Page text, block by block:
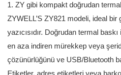
1. ZY gibi kompakt doğrudan
ZYWELL’S ZY821 modeli, ideal
yazıcısıdır. Doğrudan termal
en aza indiren mürekkep veya
çözünürlüğünü ve USB/Bluetooth